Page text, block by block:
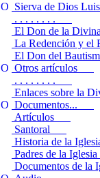
Sierva de Dios
. . . . . . . .
El Don de la
La Redención y
El Don del
Otros artículos
. . . . . . . .
Enlaces sobre la
Documentos...
Artículos
Santoral
Historia de la
Padres de la
Documentos de